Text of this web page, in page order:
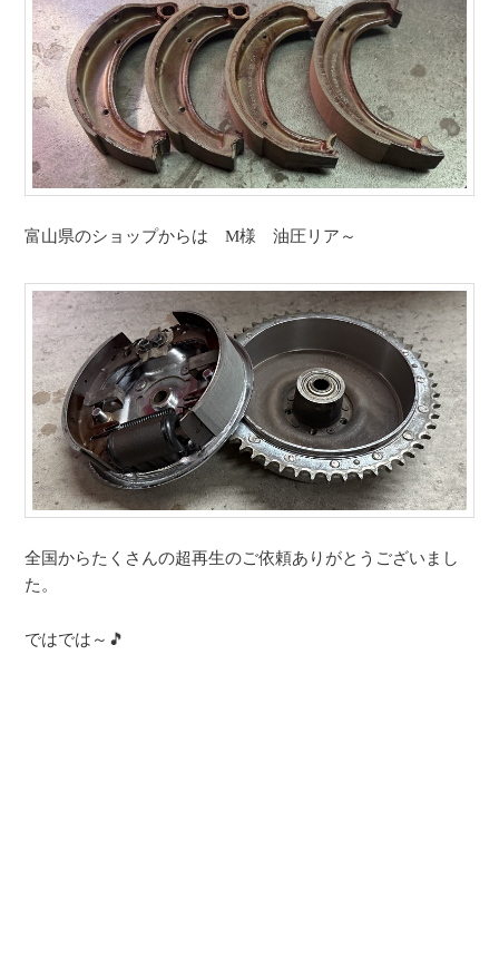
富山県のショップからは M様 油圧リア～
全国からたくさんの超再生のご依頼ありがとうございまし
た。
ではでは～🎵